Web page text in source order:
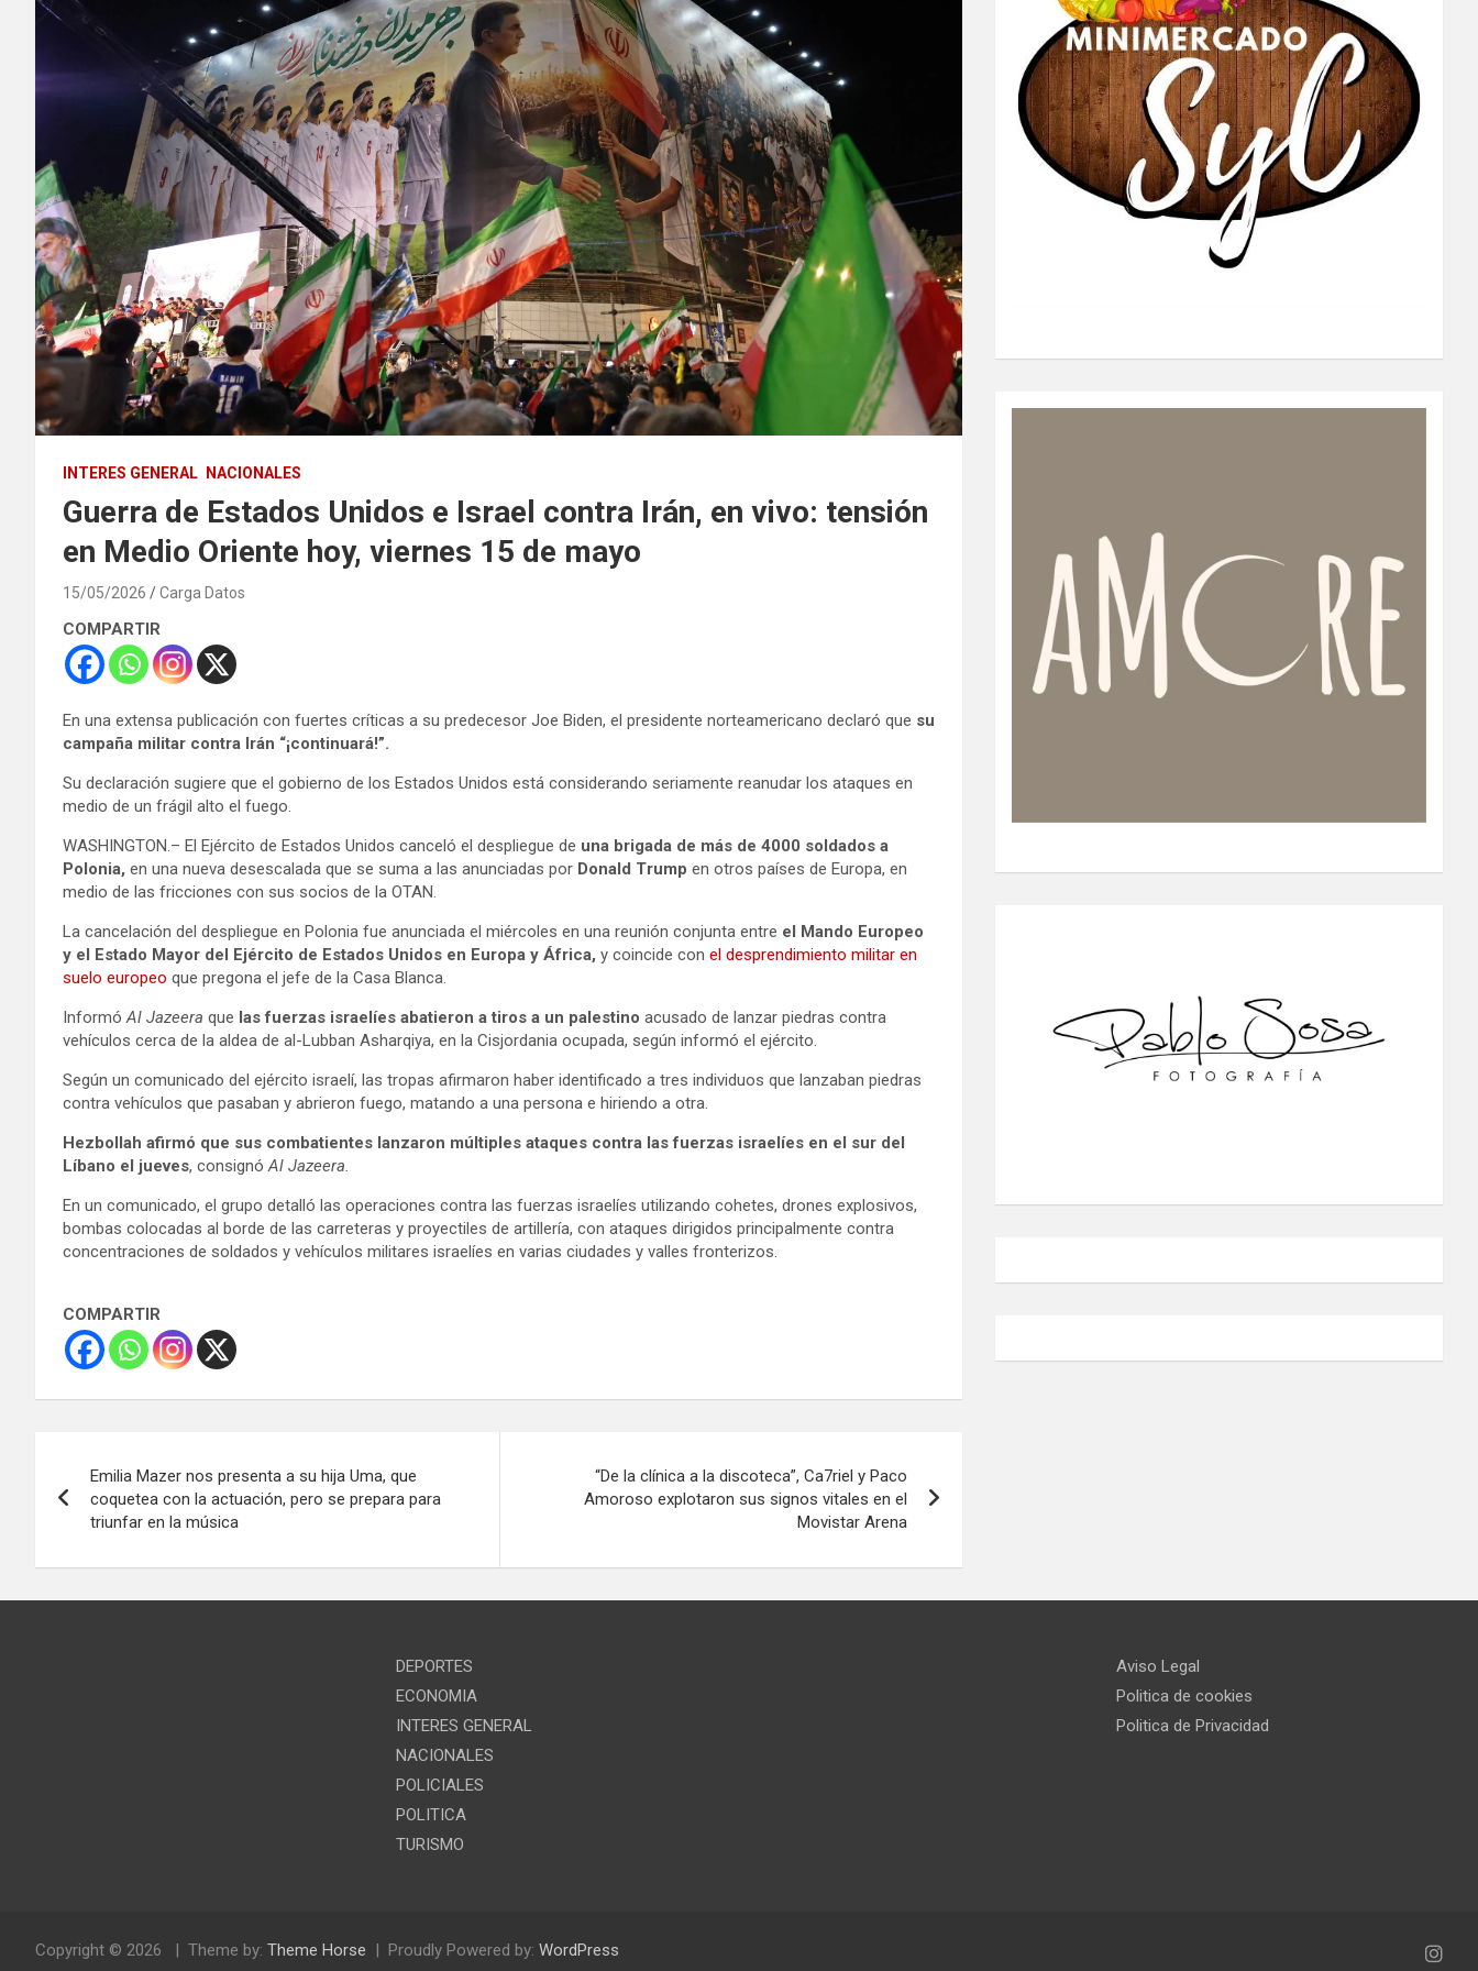
INTERES GENERAL NACIONALES
Guerra de Estados Unidos e Israel contra Irán, en vivo: tensión
en Medio Oriente hoy, viernes 15 de mayo
15/05/2026 Carga Datos
COMPARTIR
En una extensa publicación con fuertes críticas a su predecesor Joe Biden, el presidente norteamericano declaró que su
campaña militar contra Irán “¡continuará!”.
Su declaración sugiere que el gobierno de los Estados Unidos está considerando seriamente reanudar los ataques en
medio de un frágil alto el fuego.
WASHINGTON.– El Ejército de Estados Unidos canceló el despliegue de una brigada de más de 4000 soldados a
Polonia, en una nueva desescalada que se suma a las anunciadas por Donald Trump en otros países de Europa, en
medio de las fricciones con sus socios de la OTAN.
La cancelación del despliegue en Polonia fue anunciada el miércoles en una reunión conjunta entre el Mando Europeo
y el Estado Mayor del Ejército de Estados Unidos en Europa y África, y coincide con el desprendimiento militar en
suelo europeo que pregona el jefe de la Casa Blanca.
InformóAl Jazeera que las fuerzas israelíes abatieron a tiros a un palestino acusado de lanzar piedras contra
vehículos cerca de la aldea de al-Lubban Asharqiya, en la Cisjordania ocupada, según informó el ejército.
Según un comunicado del ejército israelí, las tropas afirmaron haber identificado a tres individuos que lanzaban piedras
contra vehículos que pasaban y abrieron fuego, matando a una persona e hiriendo a otra.
Hezbollah afirmó que sus combatientes lanzaron múltiples ataques contra las fuerzas israelíes en el sur del
Líbano el jueves, consignóAl Jazeera.
En un comunicado, el grupo detalló las operaciones contra las fuerzas israelíes utilizando cohetes, drones explosivos,
bombas colocadas al borde de las carreteras y proyectiles de artillería, con ataques dirigidos principalmente contra
concentraciones de soldados y vehículos militares israelíes en varias ciudades y valles fronterizos.
COMPARTIR
de
Emilia Mazer nos presenta a su hija Uma, que
coquetea con la actuación, pero se prepara para
triunfar en la música
“De la clínica a la discoteca”, Ca7riel y Paco
Amoroso explotaron sus signos vitales en el
Movistar Arena
DEPORTES
ECONOMIA
INTERES GENERAL
NACIONALES
POLICIALES
POLITICA
TURISMO
Aviso Legal
Politica de cookies
Politica de Privacidad
Copyright © 2026 Theme by: Theme Horse Proudly Powered by: WordPress